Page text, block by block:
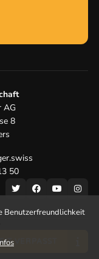
VERPASST
AG
8
50
Benutzerfreundlichkeit